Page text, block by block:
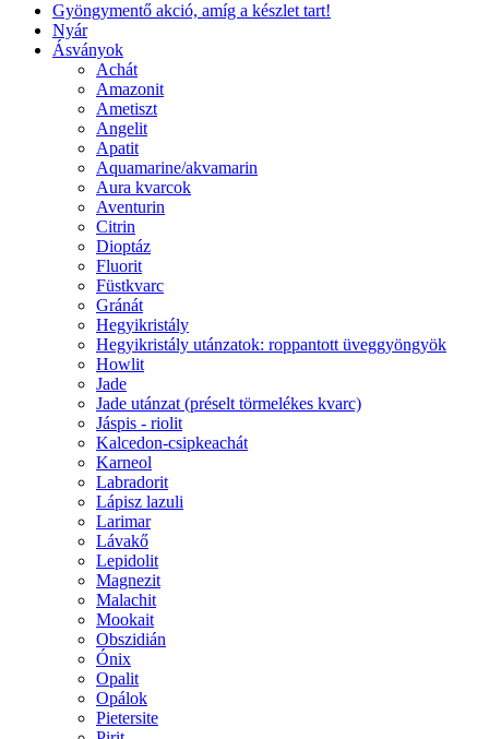
Gyöngymentő akció, amíg a készlet tart!
Nyár
Ásványok
Achát
Amazonit
Ametiszt
Angelit
Apatit
Aquamarine/akvamarin
Aura kvarcok
Aventurin
Citrin
Dioptáz
Fluorit
Füstkvarc
Gránát
Hegyikristály
Hegyikristály utánzatok: roppantott üveggyöngyök
Howlit
Jade
Jade utánzat (préselt törmelékes kvarc)
Jáspis - riolit
Kalcedon-csipkeachát
Karneol
Labradorit
Lápisz lazuli
Larimar
Lávakő
Lepidolit
Magnezit
Malachit
Mookait
Obszidián
Ónix
Opalit
Opálok
Pietersite